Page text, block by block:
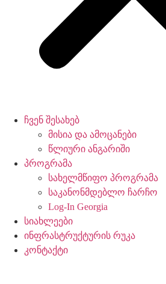
ჩვენ შესახებ
მისია და ამოცანები
წლიური ანგარიში
პროგრამა
სახელმწიფო პროგრამა
საკანონმდებლო ჩარჩო
Log-In Georgia
სიახლეები
ინფრასტრუქტურის რუკა
კონტაქტი